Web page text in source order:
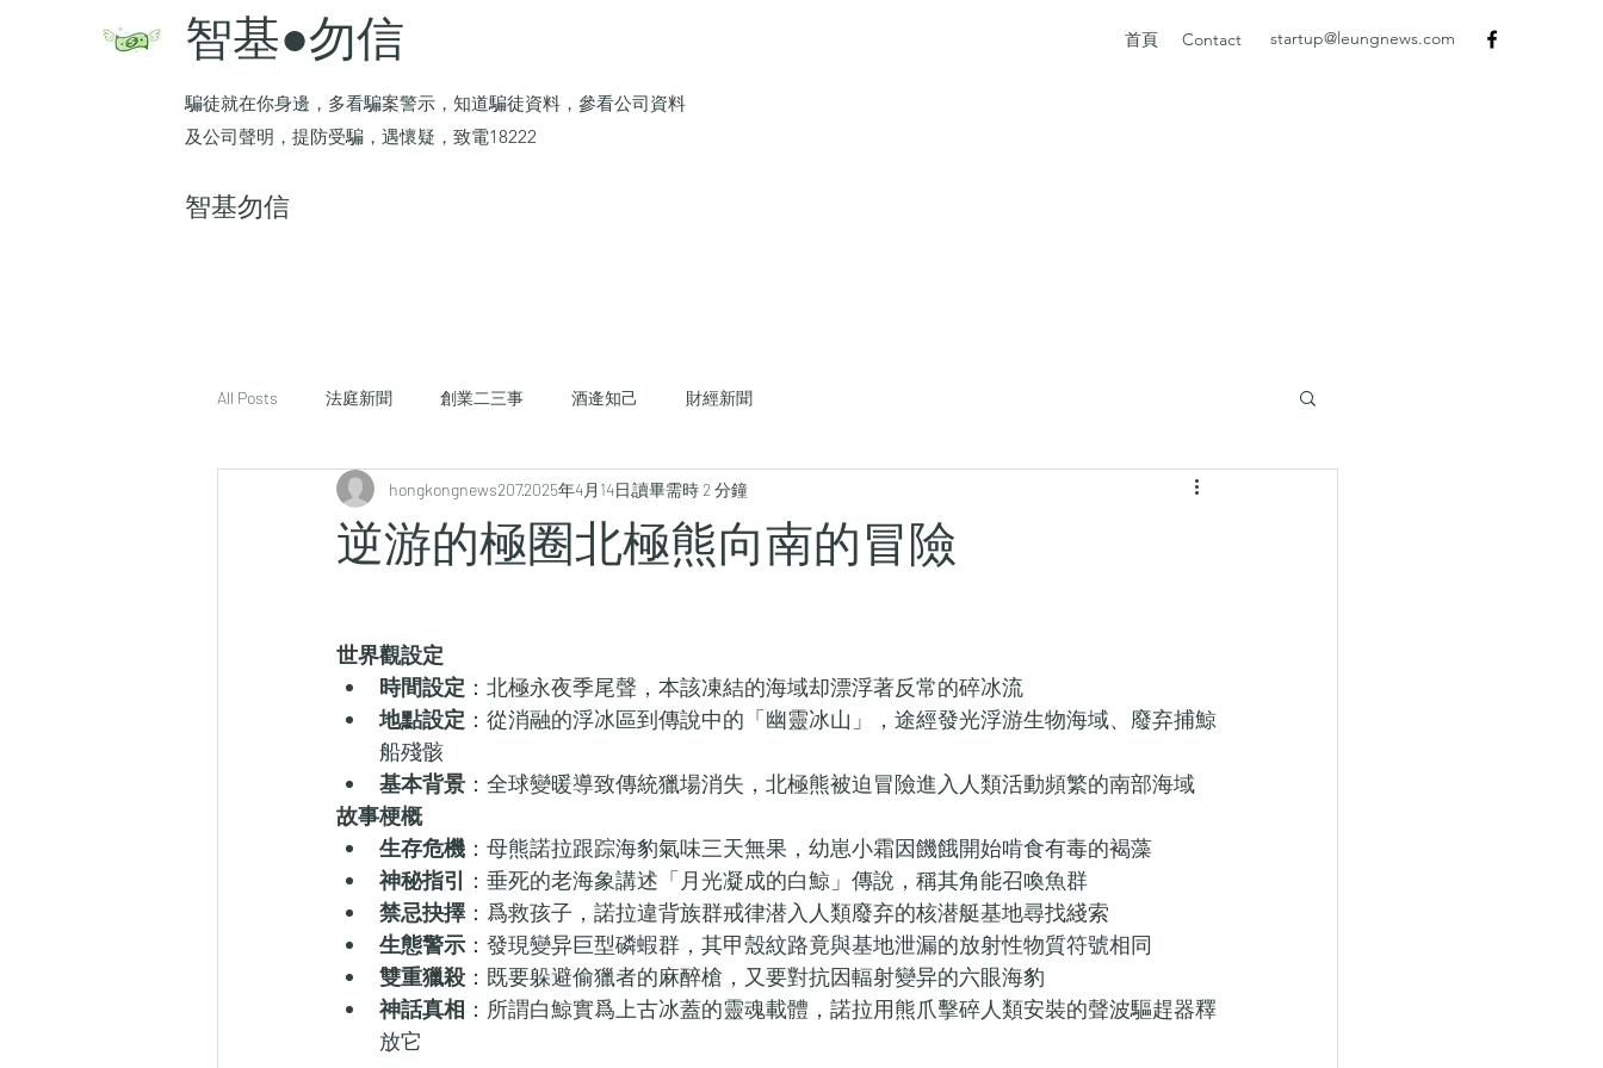
智基●勿信
騙徒就在你身邊，多看騙案警示，知道騙徒資料，參看公司資料
及公司聲明，提防受騙，遇懷疑，致電18222
​智基勿信
首頁 Contact startup@leungnews.com
All Posts 法庭新聞 創業二三事 酒逄知己 財經新聞
逆游的極圈北極熊向南的冒險
hongkongnews2072025年4月14日讀畢需時 2 分鐘
世界觀設定
時間設定 ：北極永夜季尾聲，本該凍結的海域却漂浮著反常的碎冰流
地點設定 ：從消融的浮冰區到傳說中的「幽靈冰山」，途經發光浮游生物海域、廢弃捕鯨
船殘骸
基本背景 ：全球變暖導致傳統獵場消失，北極熊被迫冒險進入人類活動頻繁的南部海域
故事梗概
生存危機 ：母熊諾拉跟踪海豹氣味三天無果，幼崽小霜因饑餓開始啃食有毒的褐藻
神秘指引 ：垂死的老海象講述「月光凝成的白鯨」傳說，稱其角能召喚魚群
禁忌抉擇 ：爲救孩子，諾拉違背族群戒律潜入人類廢弃的核潜艇基地尋找綫索
生態警示 ：發現變异巨型磷蝦群，其甲殼紋路竟與基地泄漏的放射性物質符號相同
雙重獵殺 ：既要躲避偷獵者的麻醉槍，又要對抗因輻射變异的六眼海豹
神話真相 ：所謂白鯨實爲上古冰蓋的靈魂載體，諾拉用熊爪擊碎人類安裝的聲波驅趕器釋
放它